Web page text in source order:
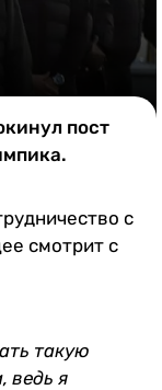
пост
с
смотрит с
такую
ведь я